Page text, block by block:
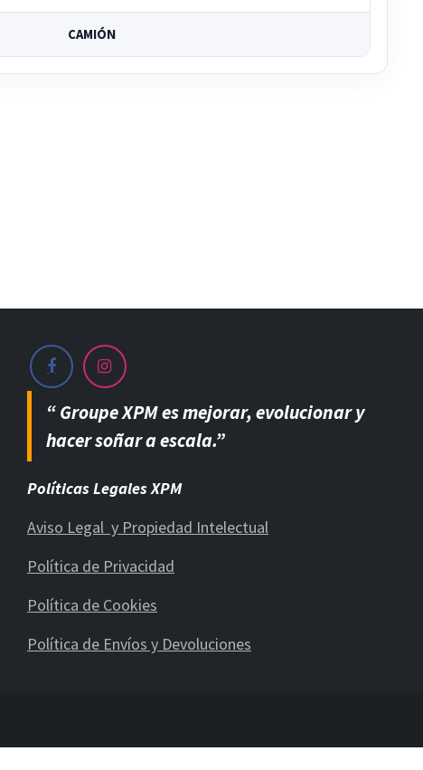
CAMIÓN
“ Groupe XPM es mejorar, evolucionar y
hacer soñar a escala.”
Políticas Legales XPM
Aviso Legal y Propiedad Intelectual
Política de Privacidad
Política de Cookies
Política de Envíos y Devoluciones